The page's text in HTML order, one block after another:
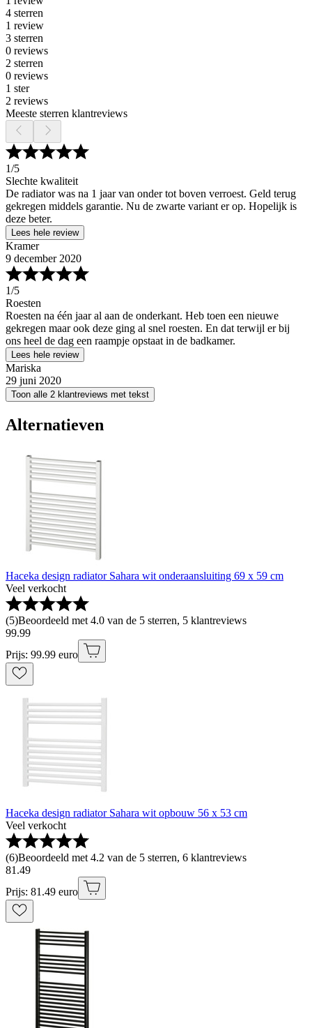
4 sterren
1 review
3 sterren
0 reviews
2 sterren
0 reviews
1 ster
2 reviews
Meeste sterren klantreviews
1/5
Slechte kwaliteit
De radiator was na 1 jaar van onder tot boven verroest. Geld terug
gekregen middels garantie. Nu de zwarte variant er op. Hopelijk is
deze beter.
Lees hele review
Kramer
9 december 2020
1/5
Roesten
Roesten na één jaar al aan de onderkant. Heb toen een nieuwe
gekregen maar ook deze ging al snel roesten. En dat terwijl er bij
ons heel de dag een raampje opstaat in de badkamer.
Lees hele review
Mariska
29 juni 2020
Toon alle 2 klantreviews met tekst
Alternatieven
Haceka design radiator Sahara wit onderaansluiting 69 x 59 cm
Veel verkocht
(5)Beoordeeld met 4.0 van de 5 sterren, 5 klantreviews
99.99
Prijs: 99.99 euro
Haceka design radiator Sahara wit opbouw 56 x 53 cm
Veel verkocht
(6)Beoordeeld met 4.2 van de 5 sterren, 6 klantreviews
81 .49
Prijs: 81.49 euro